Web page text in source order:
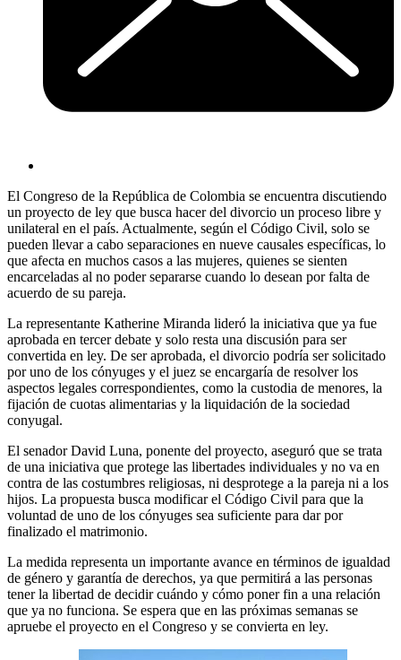
El Congreso de la República de Colombia se encuentra discutiendo
un proyecto de ley que busca hacer del divorcio un proceso libre y
unilateral en el país. Actualmente, según el Código Civil, solo se
pueden llevar a cabo separaciones en nueve causales específicas, lo
que afecta en muchos casos a las mujeres, quienes se sienten
encarceladas al no poder separarse cuando lo desean por falta de
acuerdo de su pareja.
La representante Katherine Miranda lideró la iniciativa que ya fue
aprobada en tercer debate y solo resta una discusión para ser
convertida en ley. De ser aprobada, el divorcio podría ser solicitado
por uno de los cónyuges y el juez se encargaría de resolver los
aspectos legales correspondientes, como la custodia de menores, la
fijación de cuotas alimentarias y la liquidación de la sociedad
conyugal.
El senador David Luna, ponente del proyecto, aseguró que se trata
de una iniciativa que protege las libertades individuales y no va en
contra de las costumbres religiosas, ni desprotege a la pareja ni a los
hijos. La propuesta busca modificar el Código Civil para que la
voluntad de uno de los cónyuges sea suficiente para dar por
finalizado el matrimonio.
La medida representa un importante avance en términos de igualdad
de género y garantía de derechos, ya que permitirá a las personas
tener la libertad de decidir cuándo y cómo poner fin a una relación
que ya no funciona. Se espera que en las próximas semanas se
apruebe el proyecto en el Congreso y se convierta en ley.